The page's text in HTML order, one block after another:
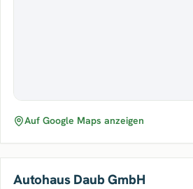
Auf Google Maps anzeigen
Autohaus Daub GmbH